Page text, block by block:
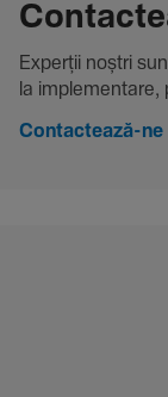
Experții noștri
la imple­men­tare,
Contactează-ne